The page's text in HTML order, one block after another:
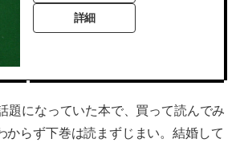
詳細
題になっていた本で、買って読んでみ
からず下巻は読まずじまい。結婚して